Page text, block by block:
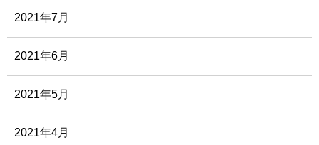
2021年7月
2021年6月
2021年5月
2021年4月